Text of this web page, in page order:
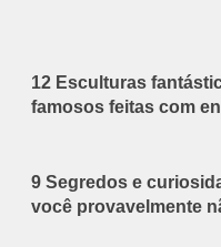
12 Esculturas
famosos feitas com
9 Segredos e
você provavelmente